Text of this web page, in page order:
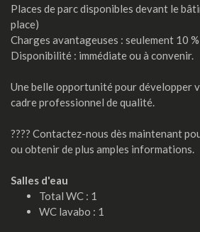
Places de parc disponibles devant le
place)
Charges avantageuses : seulement 10
Disponibilité : immédiate ou à convenir.
Une belle opportunité pour développer
cadre professionnel de qualité.
???? Contactez-nous dès maintenant
ou obtenir de plus amples informations.
Salles d'eau
Total WC : 1
WC lavabo : 1